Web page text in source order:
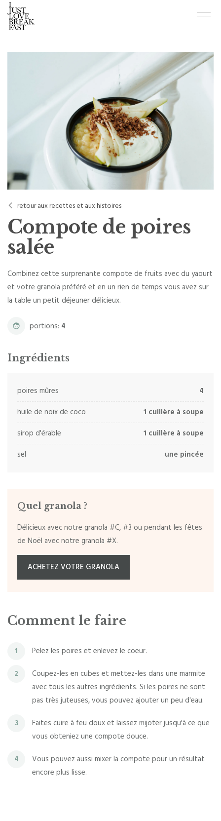
retour aux recettes et aux histoires
Compote de poires
salée
Combinez cette surprenante compote de fruits avec du yaourt
et votre granola préféré et en un rien de temps vous avez sur
la table un petit déjeuner délicieux.
portions: 4
Comment le faire
1 Pelez les poires et enlevez le coeur.
2
Coupez-les en cubes et mettez-les dans une marmite
avec tous les autres ingrédients. Si les poires ne sont
pas très juteuses, vous pouvez ajouter un peu d'eau.
3
Faites cuire à feu doux et laissez mijoter jusqu'à ce que
vous obteniez une compote douce.
4
Vous pouvez aussi mixer la compote pour un résultat
encore plus lisse.
Ingrédients
poires mûres 4
huile de noix de coco 1 cuillère à soupe
sirop d'érable 1 cuillère à soupe
sel une pincée
Quel granola ?
Délicieux avec notre granola #C, #3 ou pendant les fêtes
de Noël avec notre granola #X.
ACHETEZ VOTRE GRANOLA